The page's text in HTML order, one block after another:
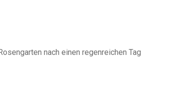
nach einen regenreichen Tag